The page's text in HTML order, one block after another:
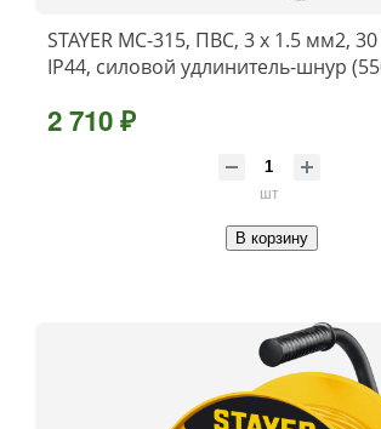
STAYER МС-315, ПВС, 3 x 1.5 мм2,
IP44, силовой удлинитель-шнур
2 710 ₽
шт
В корзину